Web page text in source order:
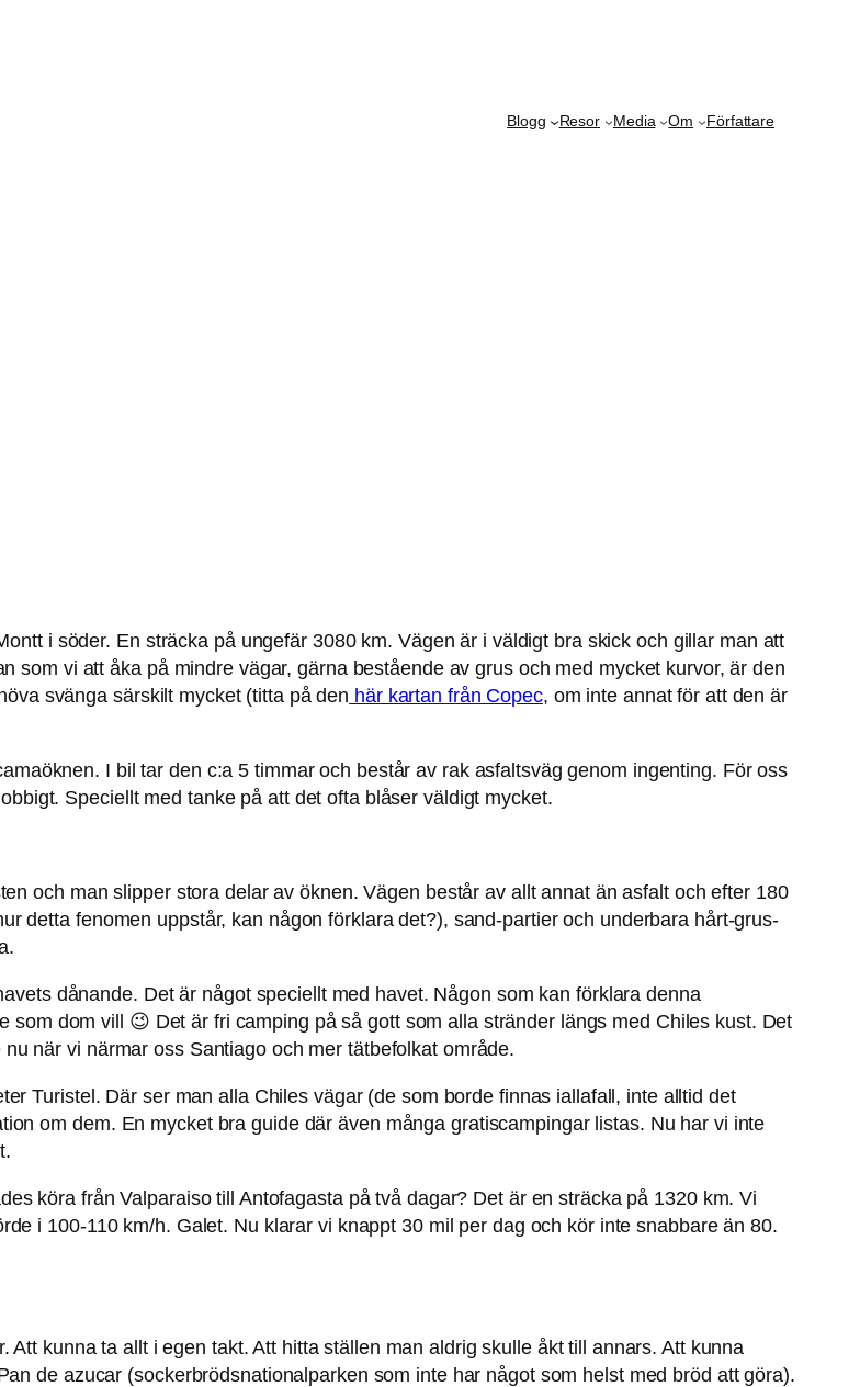
Blogg Resor Media Om Författare
i söder. En sträcka på ungefär 3080 km. Vägen är i väldigt bra skick och gillar man att
som vi att åka på mindre vägar, gärna bestående av grus och med mycket kurvor, är den
svänga särskilt mycket (titta på den här kartan från Copec, om inte annat för att den är
I bil tar den c:a 5 timmar och består av rak asfaltsväg genom ingenting. För oss
Speciellt med tanke på att det ofta blåser väldigt mycket.
och man slipper stora delar av öknen. Vägen består av allt annat än asfalt och efter 180
detta fenomen uppstår, kan någon förklara det?), sand-partier och underbara hårt-grus-
dånande. Det är något speciellt med havet. Någon som kan förklara denna
dom vill 😉 Det är fri camping på så gott som alla stränder längs med Chiles kust. Det
när vi närmar oss Santiago och mer tätbefolkat område.
Turistel. Där ser man alla Chiles vägar (de som borde finnas iallafall, inte alltid det
om dem. En mycket bra guide där även många gratiscampingar listas. Nu har vi inte
köra från Valparaiso till Antofagasta på två dagar? Det är en sträcka på 1320 km. Vi
i 100-110 km/h. Galet. Nu klarar vi knappt 30 mil per dag och kör inte snabbare än 80.
kunna ta allt i egen takt. Att hitta ställen man aldrig skulle åkt till annars. Att kunna
de azucar (sockerbrödsnationalparken som inte har något som helst med bröd att göra).